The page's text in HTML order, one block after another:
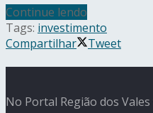
Continue lendo
Tags: investimento
Compartilhar
Tweet
No Portal Região dos